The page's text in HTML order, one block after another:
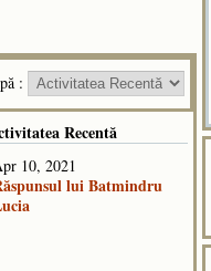
:
Recentă
10, 2021
lui Batmindru